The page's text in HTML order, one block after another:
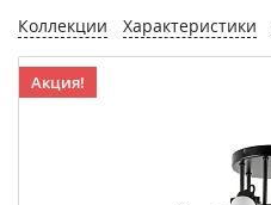
Коллекции Характеристики
Акция!